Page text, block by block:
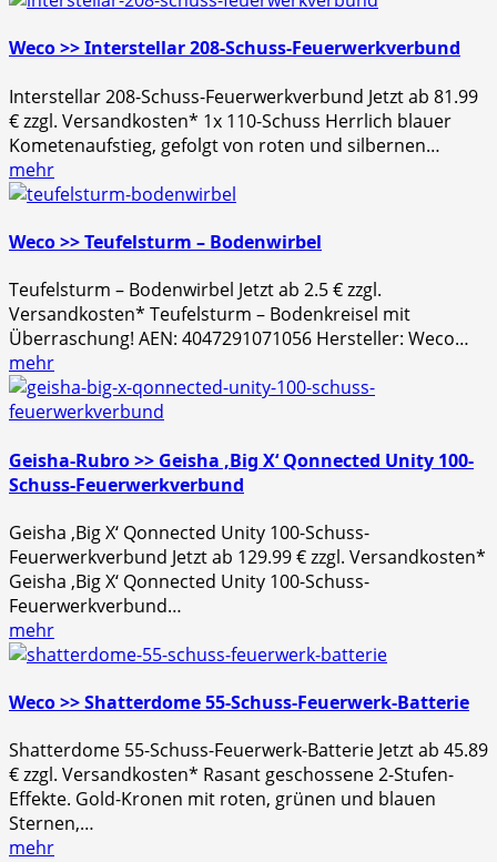
Weco >> Interstellar 208-Schuss-Feuerwerkverbund
Interstellar 208-Schuss-Feuerwerkverbund Jetzt ab 81.99
€ zzgl. Versandkosten* 1x 110-Schuss Herrlich blauer
Kometenaufstieg, gefolgt von roten und silbernen…
mehr
Weco >> Teufelsturm – Bodenwirbel
Teufelsturm – Bodenwirbel Jetzt ab 2.5 € zzgl.
Versandkosten* Teufelsturm – Bodenkreisel mit
Überraschung! AEN: 4047291071056 Hersteller: Weco…
mehr
Geisha-Rubro >> Geisha ‚Big X‘ Qonnected Unity 100-
Schuss-Feuerwerkverbund
Geisha ‚Big X‘ Qonnected Unity 100-Schuss-
Feuerwerkverbund Jetzt ab 129.99 € zzgl. Versandkosten*
Geisha ‚Big X‘ Qonnected Unity 100-Schuss-
Feuerwerkverbund…
mehr
Weco >> Shatterdome 55-Schuss-Feuerwerk-Batterie
Shatterdome 55-Schuss-Feuerwerk-Batterie Jetzt ab 45.89
€ zzgl. Versandkosten* Rasant geschossene 2-Stufen-
Effekte. Gold-Kronen mit roten, grünen und blauen
Sternen,…
mehr